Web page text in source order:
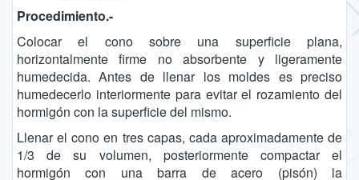
Procedimiento.-
Colocar el cono sobre una superficie plana,
horizontalmente firme no absorbente y ligeramente
humedecida. Antes de llenar los moldes es preciso
humedecerlo interiormente para evitar el rozamiento del
hormigón con la superficie del mismo.
Llenar el cono en tres capas, cada aproximadamente de
1/3 de su volumen, posteriormente compactar el
hormigón con una barra de acero (pisón) la